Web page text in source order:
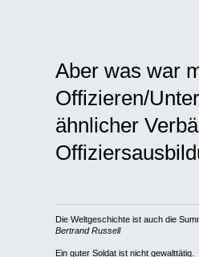
Aber was war
Offizieren/
ähnlicher
Die Weltgeschichte ist auch die
Bertrand Russell
Ein guter Soldat ist nicht gewalttätig.